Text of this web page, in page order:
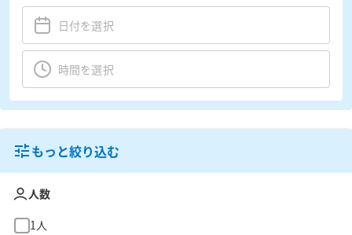
もっと絞り込む
人数
1人